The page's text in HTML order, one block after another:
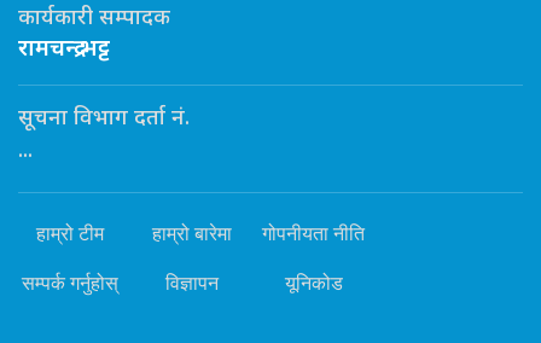
कार्यकारी सम्पादक
रामचन्द्र भट्ट
सूचना विभाग दर्ता नं.
...
हाम्रो टीम हाम्रो बारेमा गोपनीयता नीति
सम्पर्क गर्नुहोस् विज्ञापन यूनिकोड